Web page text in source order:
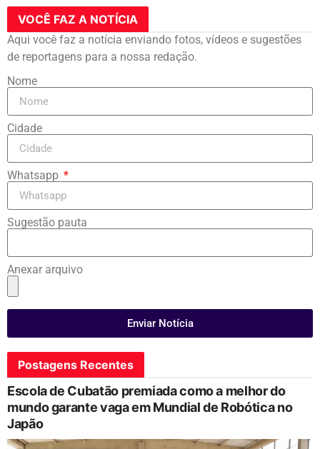
VOCÊ FAZ A NOTÍCIA
Aqui você faz a notícia enviando fotos, vídeos e sugestões
de reportagens para a nossa redação.
Nome
Cidade
Whatsapp
Sugestão pauta
Anexar arquivo
Enviar Notícia
Postagens Recentes
Escola de Cubatão premiada como a melhor do
mundo garante vaga em Mundial de Robótica no
Japão